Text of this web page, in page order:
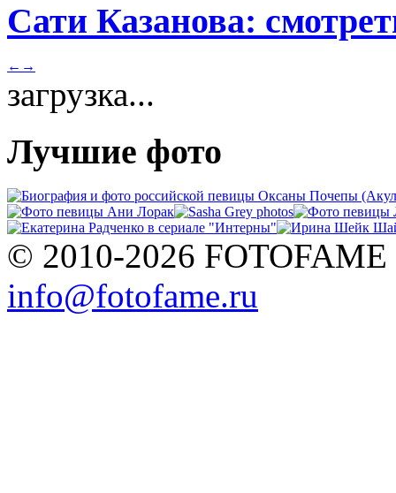
Сати Казанова:
← →
загрузка...
Лучшие фото
© 2010-2026 FOTOFAME
info@fotofame.ru